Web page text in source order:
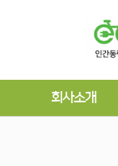
회사소개